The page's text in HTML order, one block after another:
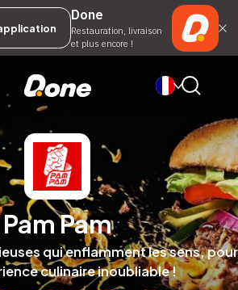
Done
Restauration, livraison
et plus encore !
Pam Pam
qui enflamment les sens, pour
culinaire inoubliable !